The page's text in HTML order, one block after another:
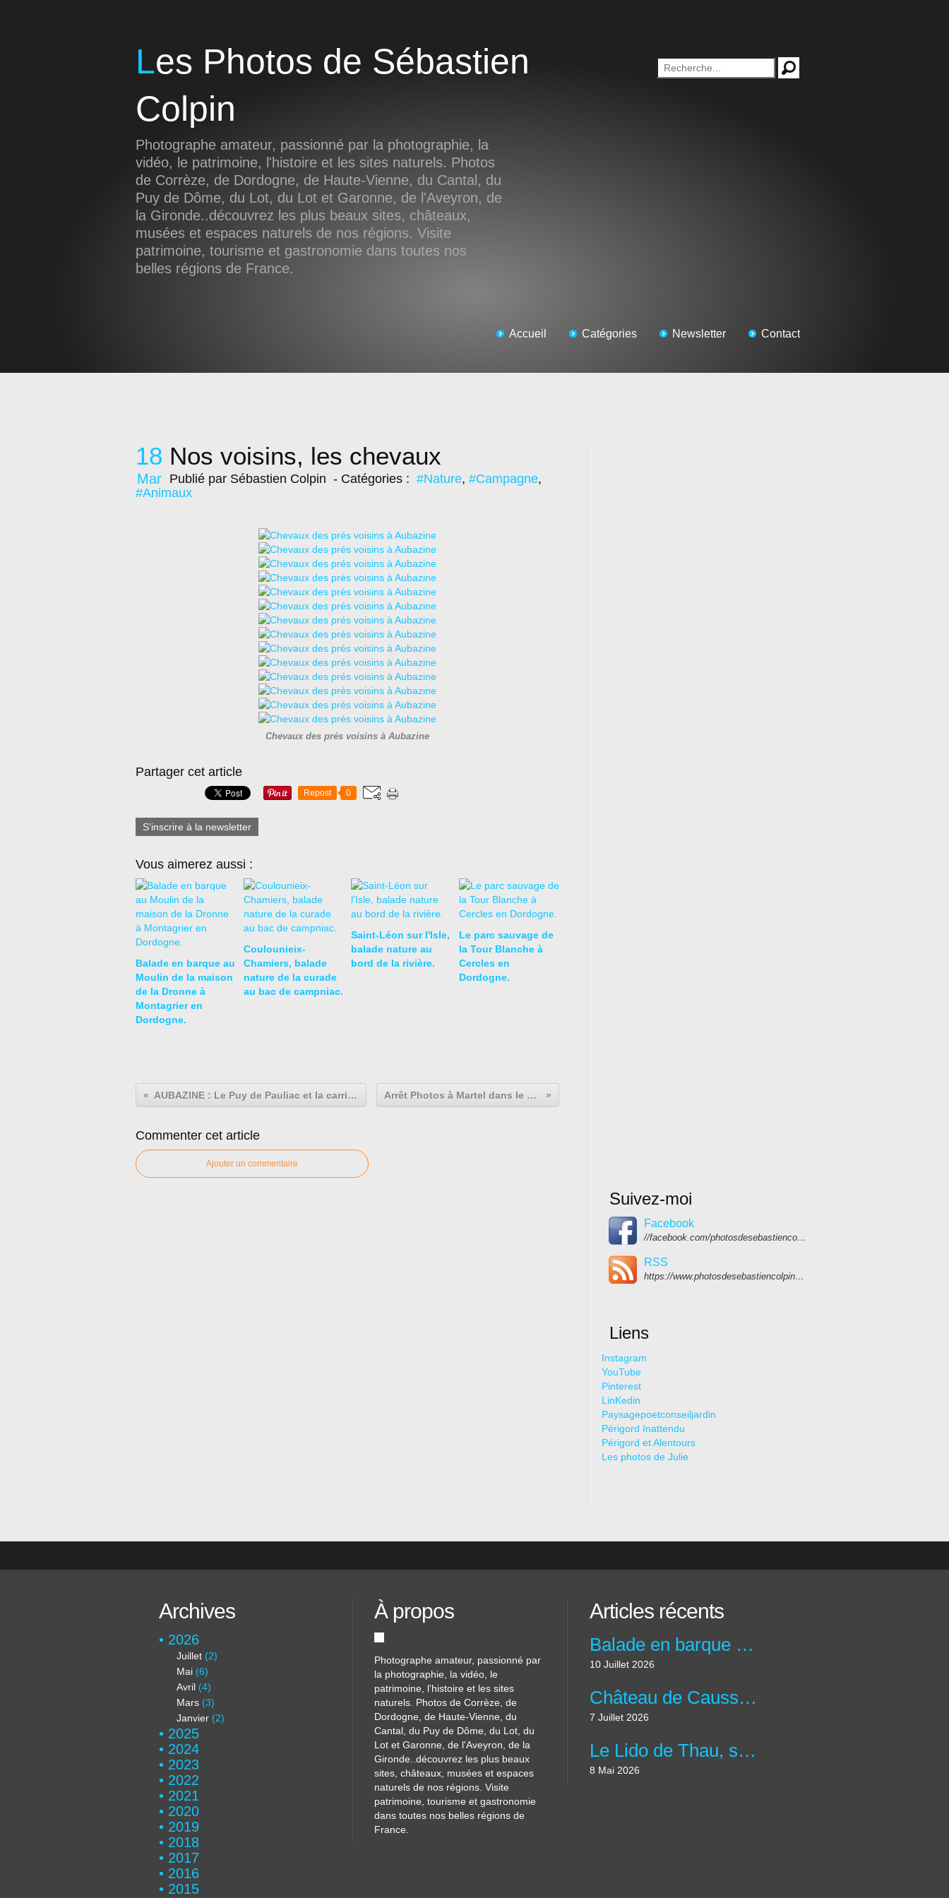
Les Photos de Sébastien
Colpin
Photographe amateur, passionné par la photographie, la
vidéo, le patrimoine, l'histoire et les sites naturels. Photos
de Corrèze, de Dordogne, de Haute-Vienne, du Cantal, du
Puy de Dôme, du Lot, du Lot et Garonne, de l'Aveyron, de
la Gironde..découvrez les plus beaux sites, châteaux,
musées et espaces naturels de nos régions. Visite
patrimoine, tourisme et gastronomie dans toutes nos
belles régions de France.
Accueil Catégories Newsletter Contact
18
Mar
Nos voisins, les chevaux
Publié par Sébastien Colpin - Catégories : #Nature, #Campagne,
#Animaux
Chevaux des prés voisins à Aubazine
Partager cet article
Repost 0
S'inscrire à la newsletter
Vous aimerez aussi :
Balade en barque au
Moulin de la maison
de la Dronne à
Montagrier en
Dordogne.
Coulounieix-
Chamiers, balade
nature de la curade
au bac de campniac.
Saint-Léon sur l'Isle,
balade nature au
bord de la rivière.
Le parc sauvage de
la Tour Blanche à
Cercles en
Dordogne.
AUBAZINE : Le Puy de Pauliac et la carrière Arrêt Photos à Martel dans le Lot
Commenter cet article
Ajouter un commentaire
Suivez-moi
Facebook
//facebook.com/photosdesebastiencolpin
RSS
https://www.photosdesebastiencolpin.fr/rss
Liens
Instagram
YouTube
Pinterest
LinKedin
Paysagepoetconseiljardin
Périgord Inattendu
Périgord et Alentours
Les photos de Julie
Archives
2026
Juillet (2)
Mai (6)
Avril (4)
Mars (3)
Janvier (2)
2025
2024
2023
2022
2021
2020
2019
2018
2017
2016
2015
À propos
Photographe amateur, passionné par
la photographie, la vidéo, le
patrimoine, l'histoire et les sites
naturels. Photos de Corrèze, de
Dordogne, de Haute-Vienne, du
Cantal, du Puy de Dôme, du Lot, du
Lot et Garonne, de l'Aveyron, de la
Gironde..découvrez les plus beaux
sites, châteaux, musées et espaces
naturels de nos régions. Visite
patrimoine, tourisme et gastronomie
dans toutes nos belles régions de
France.
Articles récents
Balade en barque au Moulin de la maison de la Dronne à Montagrier en Dordogne.
10 Juillet 2026
Château de Caussade à Trélissac en forêt de Lanmary.
7 Juillet 2026
Le Lido de Thau, site des salins et plus grande lagune d'Occitanie.
8 Mai 2026